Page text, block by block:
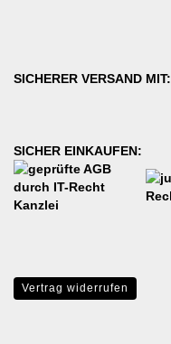
SICHERER VERSAND MIT:
SICHER EINKAUFEN:
Vertrag widerrufen